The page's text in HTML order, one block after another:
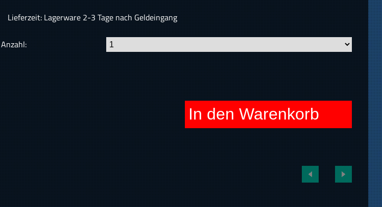
Lieferzeit: Lagerware 2-3 Tage nach Geldeingang
Anzahl:
In den Warenkorb